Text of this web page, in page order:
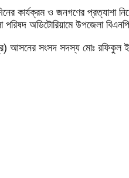
কার্যক্রম ও জনগণের প্রত্যাশা
পরিষদ অডিটোরিয়ামে উপজেলা
আসনের সংসদ সদস্য মোঃ রফিকুল